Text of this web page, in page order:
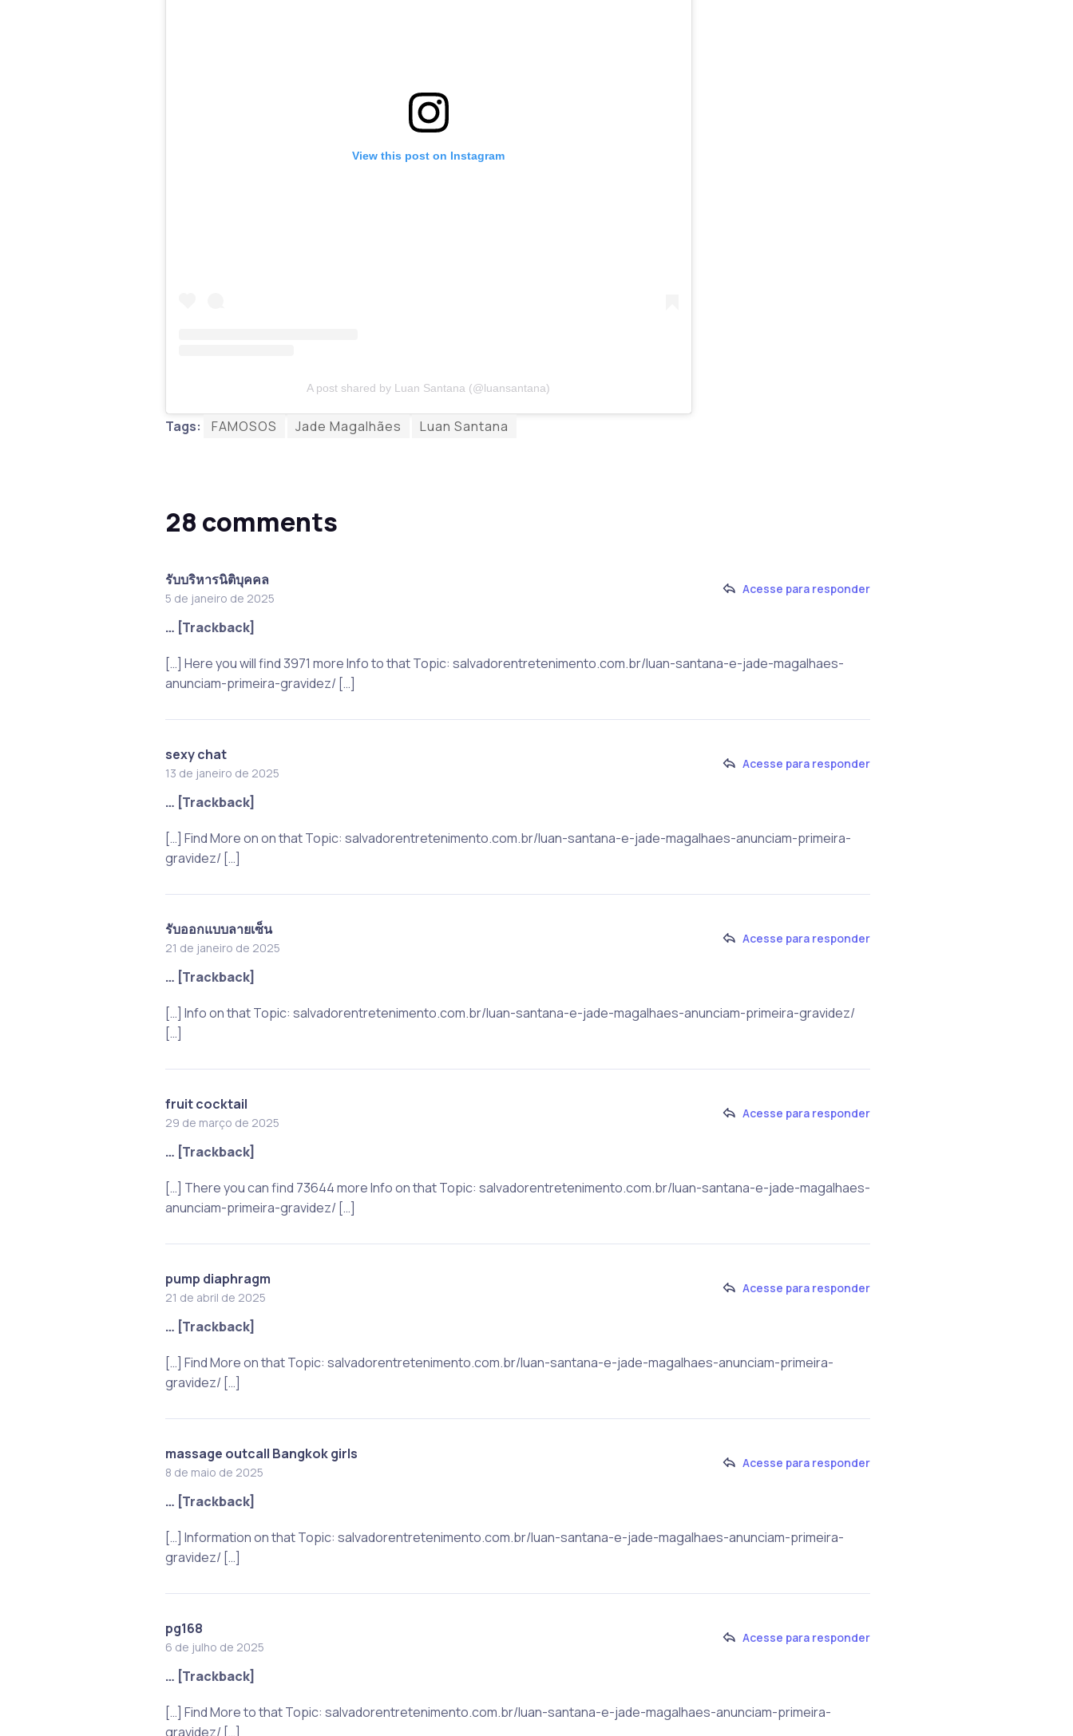
View this post on Instagram
A post shared by Luan Santana (@luansantana)
Tags: FAMOSOS Jade Magalhães Luan Santana
28 comments
รับบริหารนิติบุคคล
5 de janeiro de 2025
Acesse para responder
… [Trackback]
[…] Here you will find 3971 more Info to that Topic: salvadorentretenimento.com.br/luan-santana-e-jade-magalhaes-
anunciam-primeira-gravidez/ […]
sexy chat
13 de janeiro de 2025
Acesse para responder
… [Trackback]
[…] Find More on on that Topic: salvadorentretenimento.com.br/luan-santana-e-jade-magalhaes-anunciam-primeira-
gravidez/ […]
รับออกแบบลายเซ็น
21 de janeiro de 2025
Acesse para responder
… [Trackback]
[…] Info on that Topic: salvadorentretenimento.com.br/luan-santana-e-jade-magalhaes-anunciam-primeira-gravidez/
[…]
fruit cocktail
29 de março de 2025
Acesse para responder
… [Trackback]
[…] There you can find 73644 more Info on that Topic: salvadorentretenimento.com.br/luan-santana-e-jade-magalhaes-
anunciam-primeira-gravidez/ […]
pump diaphragm
21 de abril de 2025
Acesse para responder
… [Trackback]
[…] Find More on that Topic: salvadorentretenimento.com.br/luan-santana-e-jade-magalhaes-anunciam-primeira-
gravidez/ […]
massage outcall Bangkok girls
8 de maio de 2025
Acesse para responder
… [Trackback]
[…] Information on that Topic: salvadorentretenimento.com.br/luan-santana-e-jade-magalhaes-anunciam-primeira-
gravidez/ […]
pg168
6 de julho de 2025
Acesse para responder
… [Trackback]
[…] Find More to that Topic: salvadorentretenimento.com.br/luan-santana-e-jade-magalhaes-anunciam-primeira-
gravidez/ […]